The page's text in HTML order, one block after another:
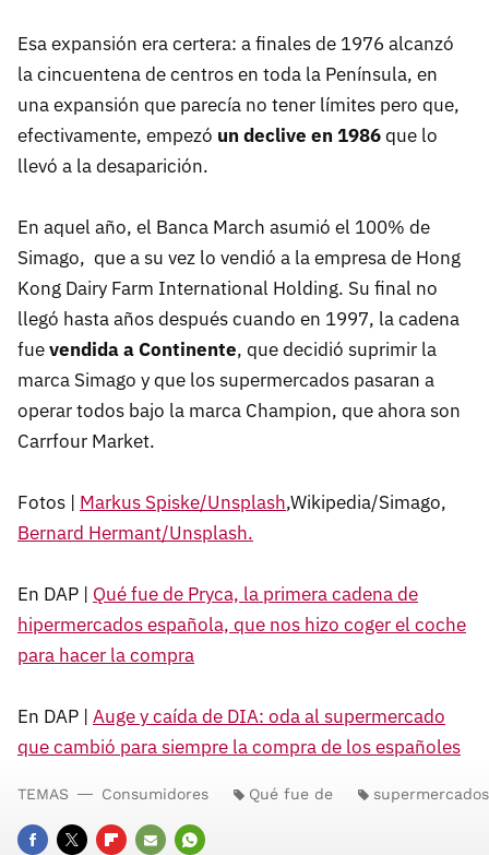
Esa expansión era certera: a finales de 1976 alcanzó
la cincuentena de centros en toda la Península, en
una expansión que parecía no tener límites pero que,
efectivamente, empezó un declive en 1986que lo
llevó a la desaparición.
En aquel año, el Banca March asumió el 100% de
Simago, que a su vez lo vendió a la empresa de Hong
Kong Dairy Farm International Holding. Su final no
llegó hasta años después cuando en 1997, la cadena
fuevendida a Continente, que decidió suprimir la
marca Simago y que los supermercados pasaran a
operar todos bajo la marca Champion, que ahora son
Carrfour Market.
Fotos | Markus Spiske/Unsplash,Wikipedia/Simago,
Bernard Hermant/Unsplash.
En DAP | Qué fue de Pryca, la primera cadena de
hipermercados española, que nos hizo coger el coche
para hacer la compra
En DAP | Auge y caída de DIA: oda al supermercado
que cambió para siempre la compra de los españoles
TEMAS Consumidores Qué fue de supermercados